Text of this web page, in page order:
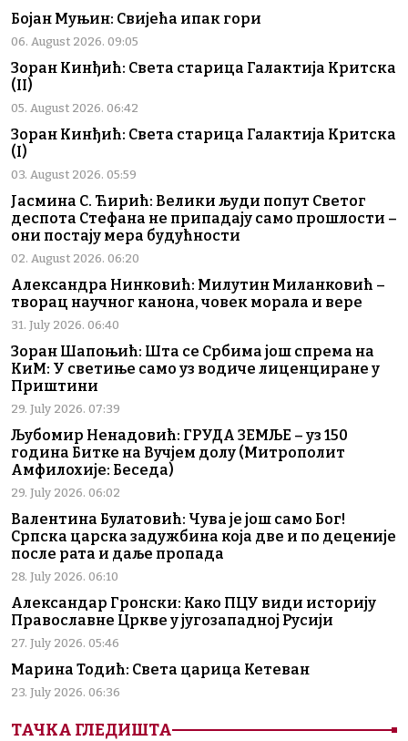
Бојан Муњин: Свијећа ипак гори
06. August 2026. 09:05
Зоран Кинђић: Света старица Галактија Критска
(II)
05. August 2026. 06:42
Зоран Кинђић: Света старица Галактија Критска
(I)
03. August 2026. 05:59
Јасмина С. Ћирић: Велики људи попут Светог
деспота Стефана не припадају само прошлости –
они постају мера будућности
02. August 2026. 06:20
Александра Нинковић: Милутин Миланковић –
творац научног канона, човек морала и вере
31. July 2026. 06:40
Зоран Шапоњић: Шта се Србима још спрема на
КиМ: У светиње само уз водиче лиценциране у
Приштини
29. July 2026. 07:39
Љубомир Ненадовић: ГРУДА ЗЕМЉЕ – уз 150
година Битке на Вучјем долу (Митрополит
Амфилохије: Беседа)
29. July 2026. 06:02
Валентина Булатовић: Чува је још само Бог!
Српска царска задужбина која две и по деценије
после рата и даље пропада
28. July 2026. 06:10
Александар Гронски: Како ПЦУ види историју
Православне Цркве у југозападној Русији
27. July 2026. 05:46
Марина Тодић: Света царица Кетеван
23. July 2026. 06:36
ТАЧКА ГЛЕДИШТА